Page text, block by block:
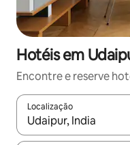
Hotéis em
Encontre e reserve
Localização
Quando os resultados